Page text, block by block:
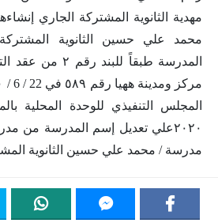
مهدية الثانوية المشتركة الجاري
محمد علي حسين الثانوية المشتركة
المدرسة طبقاً
٢٠٢٠علي تعديل إسم المدرسة من
مدرسة / محمد علي حسين الثانوية